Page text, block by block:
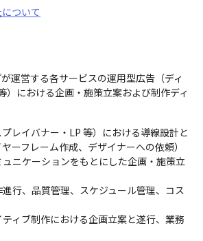
ついて
運営する各サービスの運用型広告（ディ
）における企画・施策立案および制作ディ
レイバナー・LP 等）における導線設計と
ーフレーム作成、デザイナーへの依頼）
ュニケーションをもとにした企画・施策立
進行、品質管理、スケジュール管理、コス
ティブ制作における企画立案と遂行、業務